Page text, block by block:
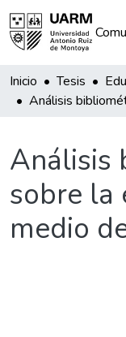
Inicio Tesis
Análisis
sobre la
medio